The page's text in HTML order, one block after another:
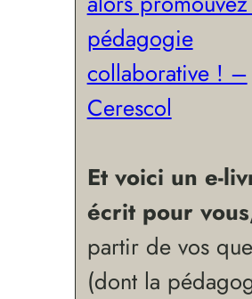
pédagogie
collaborative ! –
Cerescol
Et voici un e-
écrit pour
partir de vos
(dont la